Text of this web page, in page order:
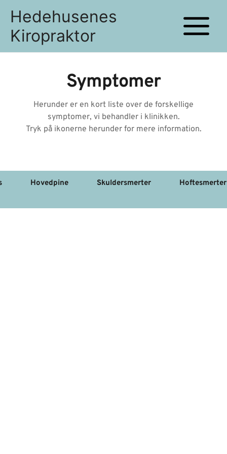
indholdet
Hedehusenes
Kiropraktor
Main
Menu
Symptomer
Herunder er en kort liste over de forskellige
symptomer, vi behandler i klinikken.
Tryk på ikonerne herunder for mere information.
Hovedpine Skuldersmerter Hoftesmerter